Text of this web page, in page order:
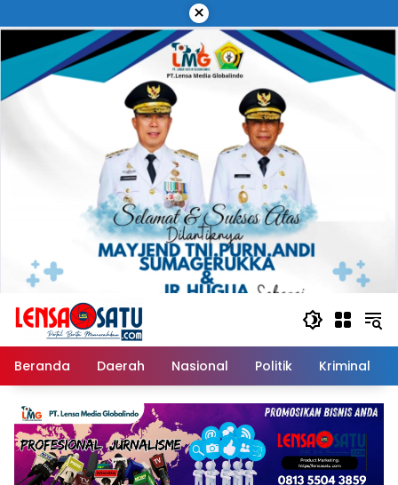
ke
konten
×
Beranda Daerah Nasional Politik Kriminal